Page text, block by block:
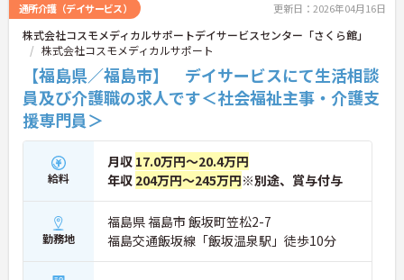
通所介護（デイサービス） 更新日：2026年04月16日
株式会社コスモメディカルサポートデイサービスセンター「さくら館」
株式会社コスモメディカルサポート
【福島県／福島市】 デイサービスにて生活相談
員及び介護職の求人です＜社会福祉主事・介護支
援専門員＞
給料
月収 17.0万円～20.4万円
年収 204万円～245万円※別途、賞与付与
勤務地
福島県 福島市 飯坂町笠松2-7
福島交通飯坂線「飯坂温泉駅」徒歩10分